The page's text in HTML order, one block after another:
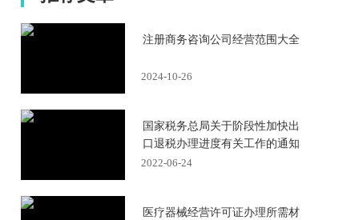
注册商务咨询公司经营范围大全
2024-10-26
国家税务总局关于阶段性加快出
口退税办理进度有关工作的通知
2022-06-24
医疗器械经营许可证办理所需材